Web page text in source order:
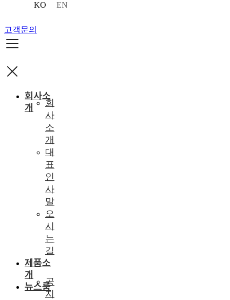
KO EN
고객문의
회사소
개
회
사
소
개
대
표
인
사
말
오
시
는
길
제품소
개
뉴스룸
공
지